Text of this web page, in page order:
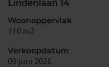
Lindenlaan 14
Woonoppervlak
110 m2
Verkoopdatum
09 juni 2026